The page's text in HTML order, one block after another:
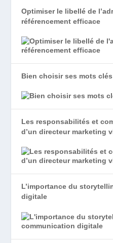
Optimiser le libellé de
référencement efficace
Bien choisir ses mots clés
Les responsabilités et
d’un directeur marketing
L’importance du
digitale